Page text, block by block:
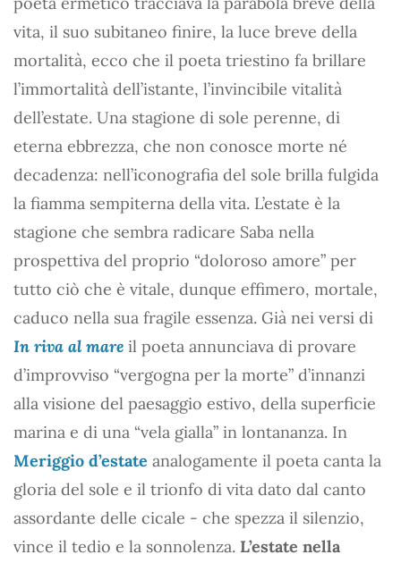
vita, il suo subitaneo finire, la luce breve della
mortalità, ecco che il poeta triestino fa brillare
l’immortalità dell’istante, l’invincibile vitalità
dell’estate. Una stagione di sole perenne, di
eterna ebbrezza, che non conosce morte né
decadenza: nell’iconografia del sole brilla fulgida
la fiamma sempiterna della vita. L’estate è la
stagione che sembra radicare Saba nella
prospettiva del proprio “doloroso amore” per
tutto ciò che è vitale, dunque effimero, mortale,
caduco nella sua fragile essenza. Già nei versi di
In riva al mare il poeta annunciava di provare
d’improvviso “vergogna per la morte” d’innanzi
alla visione del paesaggio estivo, della superficie
marina e di una “vela gialla” in lontananza. In
Meriggio d’estate analogamente il poeta canta la
gloria del sole e il trionfo di vita dato dal canto
assordante delle cicale - che spezza il silenzio,
vince il tedio e la sonnolenza. L’estate nella